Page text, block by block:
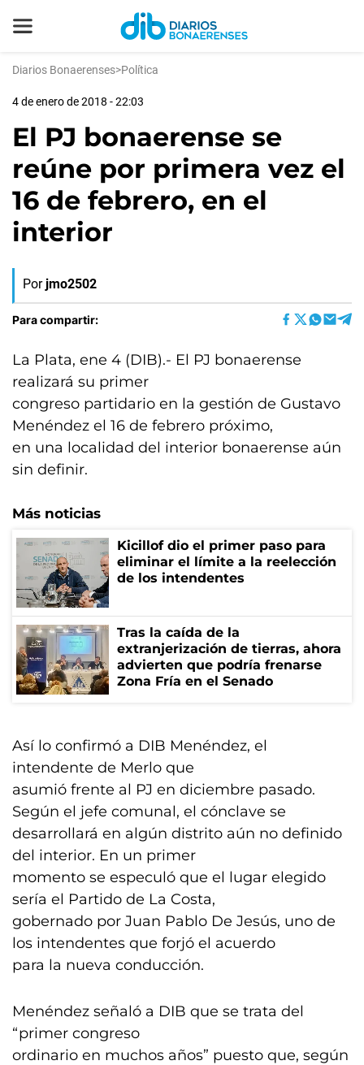
Diarios Bonaerenses>Política
4 de enero de 2018 - 22:03
El PJ bonaerense se
reúne por primera vez el
16 de febrero, en el
interior
Por jmo2502
Para compartir:
La Plata, ene 4 (DIB).- El PJ bonaerense
realizará su primer
congreso partidario en la gestión de Gustavo
Menéndez el 16 de febrero próximo,
en una localidad del interior bonaerense aún
sin definir.
Más noticias
Kicillof dio el primer paso para
eliminar el límite a la reelección
de los intendentes
Tras la caída de la
extranjerización de tierras, ahora
advierten que podría frenarse
Zona Fría en el Senado
Así lo confirmó a DIB Menéndez, el
intendente de Merlo que
asumió frente al PJ en diciembre pasado.
Según el jefe comunal, el cónclave se
desarrollará en algún distrito aún no definido
del interior. En un primer
momento se especuló que el lugar elegido
sería el Partido de La Costa,
gobernado por Juan Pablo De Jesús, uno de
los intendentes que forjó el acuerdo
para la nueva conducción.
Menéndez señaló a DIB que se trata del
“primer congreso
ordinario en muchos años” puesto que, según